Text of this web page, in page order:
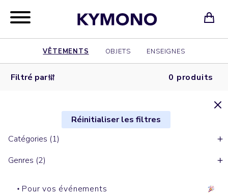
VÊTEMENTS OBJETS ENSEIGNES
Filtré par 0 produits
Réinitialiser les filtres
Catégories (1)
Genres (2)
Pour vos événements